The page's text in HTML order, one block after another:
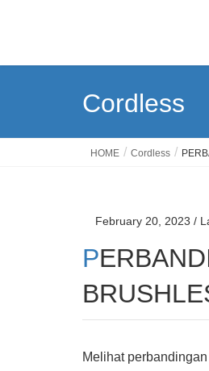
Cordless
HOME Cordless
February 20, 2023 /
PERBANDINGAN MOTOR BRUSHED VS
Melihat